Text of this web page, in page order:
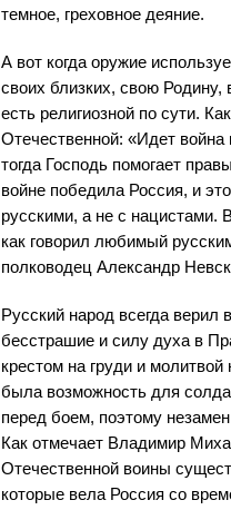
темное, греховное деяние.
А вот когда оружие
своих близких, свою Родину,
есть религиозной по сути.
Отечественной: «Идет
тогда Господь помогает
войне победила Россия, и
русскими, а не с нацистами.
как говорил любимый
полководец Александр
Русский народ всегда верил
бесстрашие и силу духа в
крестом на груди и
была возможность для
перед боем, поэтому
Как отмечает Владимир
Отечественной воины
которые вела Россия со